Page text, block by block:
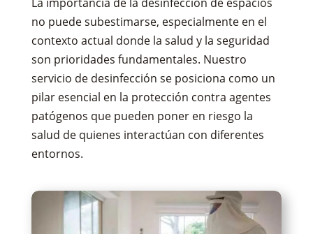
no puede subestimarse, especialmente en el
contexto actual donde la salud y la seguridad
son prioridades fundamentales. Nuestro
servicio de desinfección se posiciona como un
pilar esencial en la protección contra agentes
patógenos que pueden poner en riesgo la
salud de quienes interactúan con diferentes
entornos.